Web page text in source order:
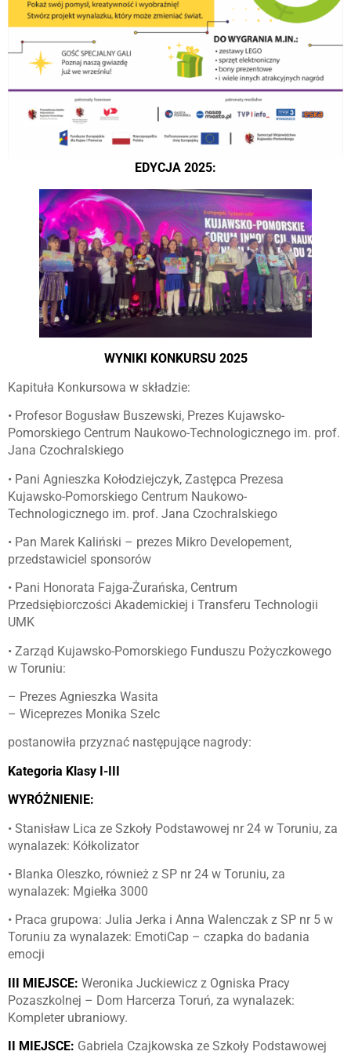
EDYCJA 2025:
WYNIKI KONKURSU 2025
Kapituła Konkursowa w składzie:
• Profesor Bogusław Buszewski, Prezes Kujawsko-
Pomorskiego Centrum Naukowo-Technologicznego im. prof.
Jana Czochralskiego
• Pani Agnieszka Kołodziejczyk, Zastępca Prezesa
Kujawsko-Pomorskiego Centrum Naukowo-
Technologicznego im. prof. Jana Czochralskiego
• Pan Marek Kaliński – prezes Mikro Developement,
przedstawiciel sponsorów
• Pani Honorata Fajga-Żurańska, Centrum
Przedsiębiorczości Akademickiej i Transferu Technologii
UMK
• Zarząd Kujawsko-Pomorskiego Funduszu Pożyczkowego
w Toruniu:
– Prezes Agnieszka Wasita
– Wiceprezes Monika Szelc
postanowiła przyznać następujące nagrody:
Kategoria Klasy I-III
WYRÓŻNIENIE:
• Stanisław Lica ze Szkoły Podstawowej nr 24 w Toruniu, za
wynalazek: Kółkolizator
• Blanka Oleszko, również z SP nr 24 w Toruniu, za
wynalazek: Mgiełka 3000
• Praca grupowa: Julia Jerka i Anna Walenczak z SP nr 5 w
Toruniu za wynalazek: EmotiCap – czapka do badania
emocji
III MIEJSCE: Weronika Juckiewicz z Ogniska Pracy
Pozaszkolnej – Dom Harcerza Toruń, za wynalazek:
Kompleter ubraniowy.
II MIEJSCE: Gabriela Czajkowska ze Szkoły Podstawowej